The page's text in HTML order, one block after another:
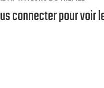
connecter pour voir